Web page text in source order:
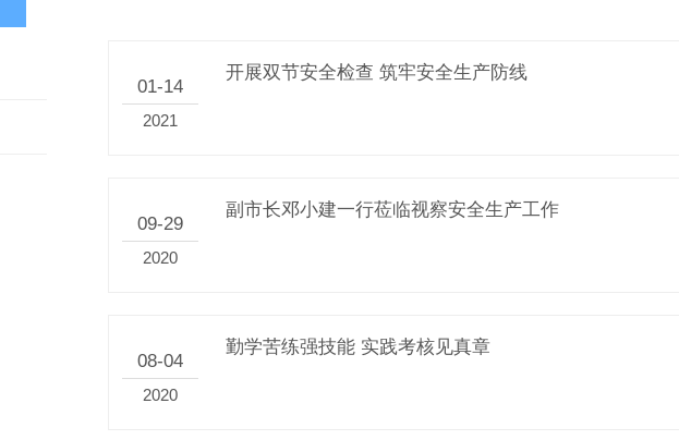
01-14
2021
开展双节安全检查 筑牢安全生产防线
09-29
2020
副市长邓小建一行莅临视察安全生产工作
08-04
2020
勤学苦练强技能 实践考核见真章